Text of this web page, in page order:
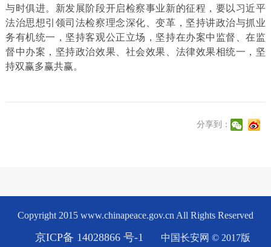
与时俱进。新发展阶段开启检察事业新的征程，要以习近平
法治思想引领司法检察理念深化、变革，坚持讲政治与抓业
务有机统一，坚持客观公正立场，坚持在办案中监督、在监
督中办案，坚持政治效果、社会效果、法律效果相统一，坚
持双赢多赢共赢。
分享到：
Copyright 2015 www.chinapeace.gov.cn All Rights Reserved
京ICP备 14028866 号-1 中国长安网 © 2017版